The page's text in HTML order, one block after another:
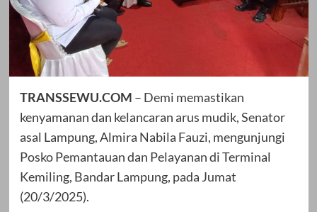
TRANSSEWU.COM – Demi memastikan
kenyamanan dan kelancaran arus mudik, Senator
asal Lampung, Almira Nabila Fauzi, mengunjungi
Posko Pemantauan dan Pelayanan di Terminal
Kemiling, Bandar Lampung, pada Jumat
(20/3/2025).